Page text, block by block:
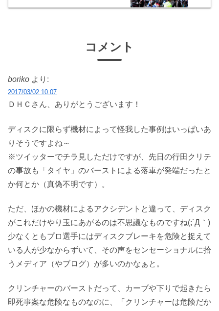
コメント
boriko より:
2017/03/02 10:07
ＤＨＣさん、ありがとうございます！
ディスクに限らず機材によって怪我した事例はいっぱいあ
りそうですよね～
※ツイッターでチラ見しただけですが、先日の行田クリテ
の事故も「タイヤ」のバーストによる落車が発端だったと
か何とか（真偽不明です）。
ただ、ほかの機材によるアクシデントと違って、ディスク
がこれだけやり玉にあがるのは不思議なものですね(;´Д｀)
少なくともプロ選手にはディスクブレーキを危険と捉えて
いる人が少なからずいて、その声をセンセーショナルに拾
うメディア（やブログ）が多いのかなぁと。
クリンチャーのバーストだって、カーブや下りで起きたら
即死事案な危険なものなのに、「クリンチャーは危険だか